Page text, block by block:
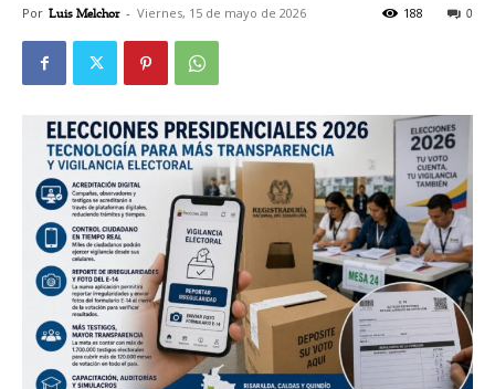
Por Luis Melchor - Viernes, 15 de mayo de 2026 0
188